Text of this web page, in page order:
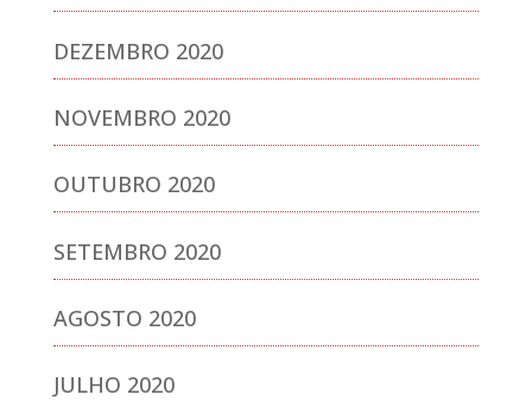
DEZEMBRO 2020
NOVEMBRO 2020
OUTUBRO 2020
SETEMBRO 2020
AGOSTO 2020
JULHO 2020